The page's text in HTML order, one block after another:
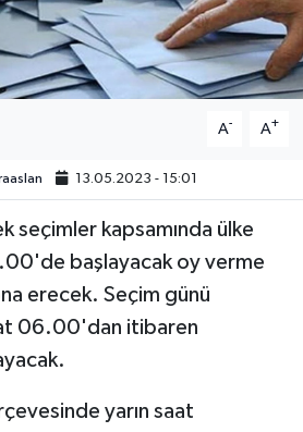
A- A+
13.05.2023 - 15:01
seçimler kapsamında ülke
başlayacak oy verme
erecek. Seçim günü
06.00'dan itibaren
yarın saat